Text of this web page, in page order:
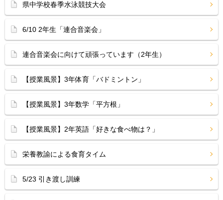
県中学校春季水泳競技大会
6/10 2年生「連合音楽会」
連合音楽会に向けて頑張っています（2年生）
【授業風景】3年体育「バドミントン」
【授業風景】3年数学「平方根」
【授業風景】2年英語「好きな食べ物は？」
栄養教諭による食育タイム
5/23 引き渡し訓練